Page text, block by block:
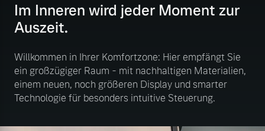
Im Inneren wird jeder Moment zur
Auszeit.
Willkommen in Ihrer Komfortzone: Hier empfängt Sie
ein großzügiger Raum - mit nachhaltigen Materialien,
einem neuen, noch größeren Display und smarter
Technologie für besonders intuitive Steuerung.